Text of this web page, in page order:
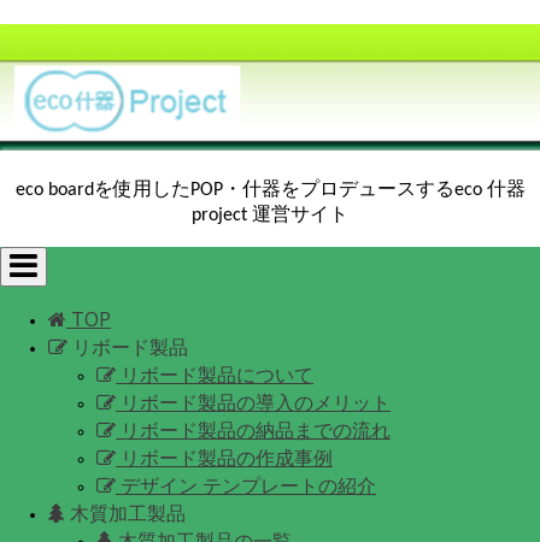
eco boardを使用したPOP・什器をプロデュースするeco 什器
project 運営サイト
Toggle
navigation
TOP
リボード製品
リボード製品について
リボード製品の導入のメリット
リボード製品の納品までの流れ
リボード製品の作成事例
デザイン テンプレートの紹介
木質加工製品